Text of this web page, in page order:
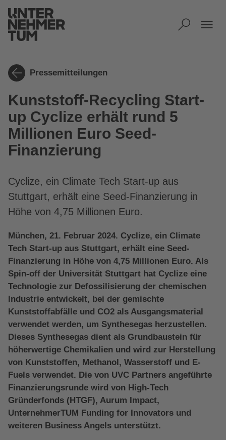
Pressemitteilungen
Kunststoff-Recycling Start-
up Cyclize erhält rund 5
Millionen Euro Seed-
Finanzierung
Cyclize, ein Climate Tech Start-up aus
Stuttgart, erhält eine Seed-Finanzierung in
Höhe von 4,75 Millionen Euro.
München, 21. Februar 2024. Cyclize, ein Climate
Tech Start-up aus Stuttgart, erhält eine Seed-
Finanzierung in Höhe von 4,75 Millionen Euro. Als
Spin-off der Universität Stuttgart hat Cyclize eine
Technologie zur Defossilisierung der chemischen
Industrie entwickelt, bei der gemischte
Kunststoffabfälle und CO2 als Ausgangsmaterial
verwendet werden, um Synthesegas herzustellen.
Dieses Synthesegas dient als Grundbaustein für
höherwertige Chemikalien und wird zur Herstellung
von Kunststoffen, Methanol, Wasserstoff und E-
Fuels verwendet. Die von UVC Partners angeführte
Finanzierungsrunde wird von High-Tech
Gründerfonds (HTGF), Aurum Impact,
UnternehmerTUM Funding for Innovators und
weiteren Business Angels unterstützt.